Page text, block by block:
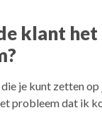
klant het
je kunt zetten
probleem dat ik